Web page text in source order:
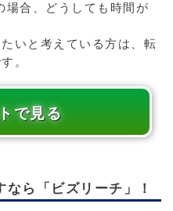
場合、どうしても時間が
いと考えている方は、転
。
で見る
ら「ビズリーチ」！